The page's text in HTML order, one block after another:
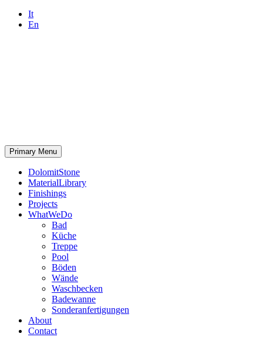
It
En
Primary Menu
DolomitStone
MaterialLibrary
Finishings
Projects
WhatWeDo
Bad
Küche
Treppe
Pool
Böden
Wände
Waschbecken
Badewanne
Sonderanfertigungen
About
Contact